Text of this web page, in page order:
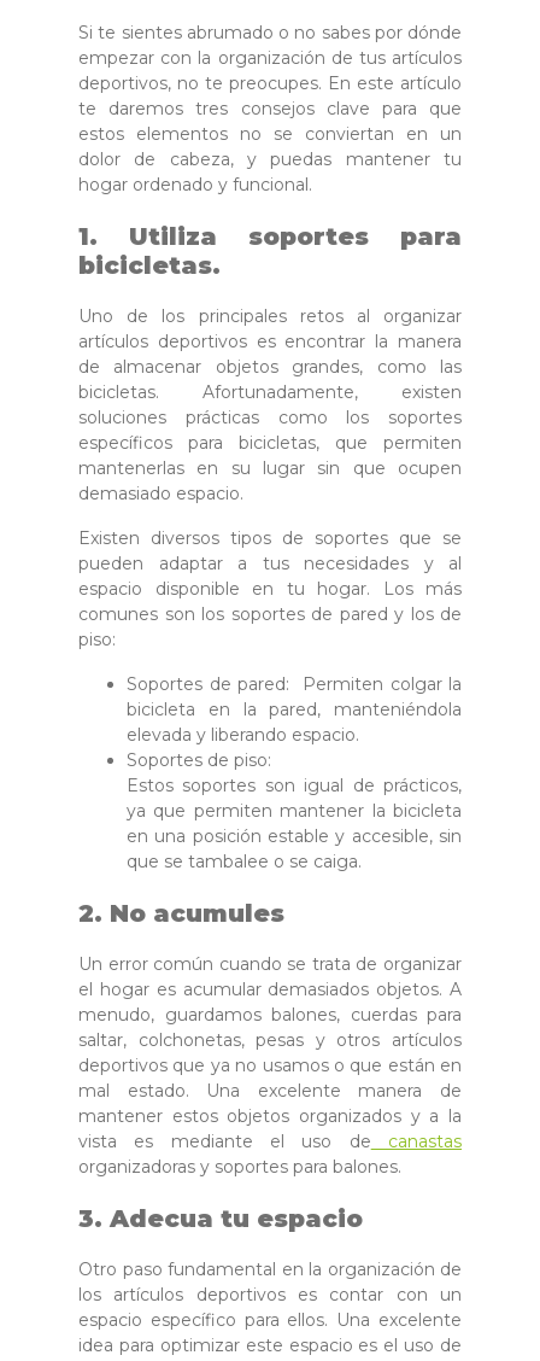
Si te sientes abrumado o no sabes por dónde
empezar con la organización de tus artículos
deportivos, no te preocupes. En este artículo
te daremos tres consejos clave para que
estos elementos no se conviertan en un
dolor de cabeza, y puedas mantener tu
hogar ordenado y funcional.
1. Utiliza soportes para
bicicletas.
Uno de los principales retos al organizar
artículos deportivos es encontrar la manera
de almacenar objetos grandes, como las
bicicletas. Afortunadamente, existen
soluciones prácticas como los soportes
específicos para bicicletas, que permiten
mantenerlas en su lugar sin que ocupen
demasiado espacio.
Existen diversos tipos de soportes que se
pueden adaptar a tus necesidades y al
espacio disponible en tu hogar. Los más
comunes son los soportes de pared y los de
piso:
Soportes de pared: Permiten colgar la
bicicleta en la pared, manteniéndola
elevada y liberando espacio.
Soportes de piso:
Estos soportes son igual de prácticos,
ya que permiten mantener la bicicleta
en una posición estable y accesible, sin
que se tambalee o se caiga.
2. No acumules
Un error común cuando se trata de organizar
el hogar es acumular demasiados objetos. A
menudo, guardamos balones, cuerdas para
saltar, colchonetas, pesas y otros artículos
deportivos que ya no usamos o que están en
mal estado. Una excelente manera de
mantener estos objetos organizados y a la
vista es mediante el uso de canastas
organizadoras y soportes para balones.
3. Adecua tu espacio
Otro paso fundamental en la organización de
los artículos deportivos es contar con un
espacio específico para ellos. Una excelente
idea para optimizar este espacio es el uso de